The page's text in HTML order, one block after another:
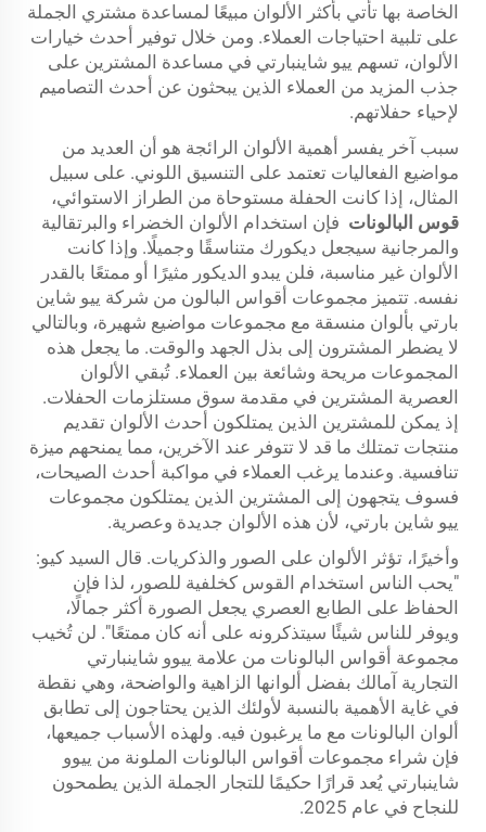
الخاصة بها تأتي بأكثر الألوان مبيعًا لمساعدة مشتري الجملة
على تلبية احتياجات العملاء. ومن خلال توفير أحدث خيارات
الألوان، تسهم ييو شاينبارتي في مساعدة المشترين على
جذب المزيد من العملاء الذين يبحثون عن أحدث التصاميم
لإحياء حفلاتهم.
سبب آخر يفسر أهمية الألوان الرائجة هو أن العديد من
مواضيع الفعاليات تعتمد على التنسيق اللوني. على سبيل
المثال، إذا كانت الحفلة مستوحاة من الطراز الاستوائي،
قوس البالونات فإن استخدام الألوان الخضراء والبرتقالية
والمرجانية سيجعل ديكورك متناسقًا وجميلًا. وإذا كانت
الألوان غير مناسبة، فلن يبدو الديكور مثيرًا أو ممتعًا بالقدر
نفسه. تتميز مجموعات أقواس البالون من شركة ييو شاين
بارتي بألوان منسقة مع مجموعات مواضيع شهيرة، وبالتالي
لا يضطر المشترون إلى بذل الجهد والوقت. ما يجعل هذه
المجموعات مريحة وشائعة بين العملاء. تُبقي الألوان
العصرية المشترين في مقدمة سوق مستلزمات الحفلات.
إذ يمكن للمشترين الذين يمتلكون أحدث الألوان تقديم
منتجات تمتلك ما قد لا تتوفر عند الآخرين، مما يمنحهم ميزة
تنافسية. وعندما يرغب العملاء في مواكبة أحدث الصيحات،
فسوف يتجهون إلى المشترين الذين يمتلكون مجموعات
ييو شاين بارتي، لأن هذه الألوان جديدة وعصرية.
وأخيرًا، تؤثر الألوان على الصور والذكريات. قال السيد كيو:
"يحب الناس استخدام القوس كخلفية للصور، لذا فإن
الحفاظ على الطابع العصري يجعل الصورة أكثر جمالًا،
ويوفر للناس شيئًا سيتذكرونه على أنه كان ممتعًا". لن تُخيب
مجموعة أقواس البالونات من علامة ييوو شاينبارتي
التجارية آمالك بفضل ألوانها الزاهية والواضحة، وهي نقطة
في غاية الأهمية بالنسبة لأولئك الذين يحتاجون إلى تطابق
ألوان البالونات مع ما يرغبون فيه. ولهذه الأسباب جميعها،
فإن شراء مجموعات أقواس البالونات الملونة من ييوو
شاينبارتي يُعد قرارًا حكيمًا للتجار الجملة الذين يطمحون
للنجاح في عام 2025.